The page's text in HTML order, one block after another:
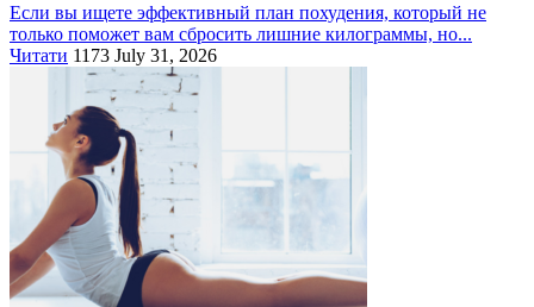
Если вы ищете эффективный план похудения, который не
только поможет вам сбросить лишние килограммы, но...
Читати 1173 July 31, 2026